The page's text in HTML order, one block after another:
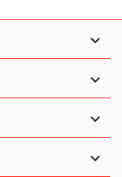



